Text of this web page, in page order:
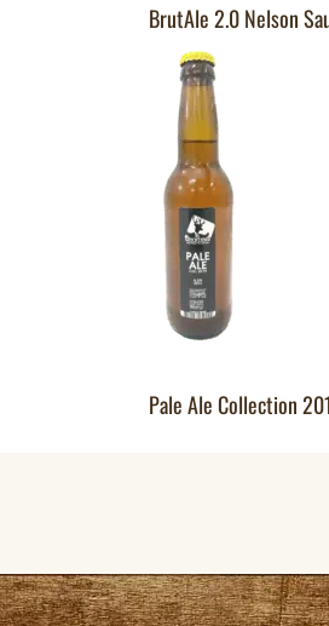
BrutAle 2.0 Nelson
Pale Ale Collection